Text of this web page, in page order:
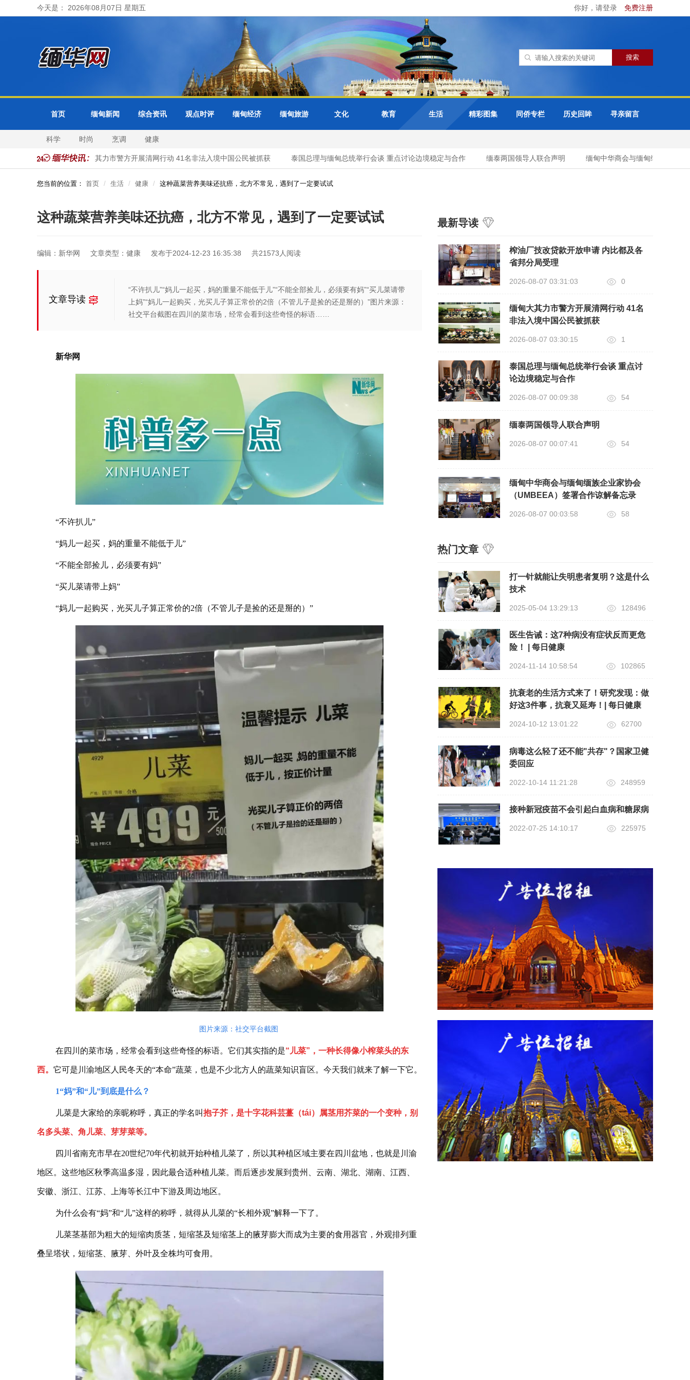
今天是： 2026年08月07日 星期五 你好，请登录 免费注册
首页 缅甸新闻 综合资讯 观点时评 缅甸经济 缅甸旅游 文化 教育 生活 精彩图集 同侨专栏 历史回眸 寻亲留言
科学 时尚 烹调 健康
分局受理 缅甸大其力市警方开展清网行动 41名非法入境中国公民被抓获 泰国总理与缅甸总统举行会谈 重点讨论边境稳定与合作 缅泰两国领导人联合声明 缅甸中华商会与缅甸缅族企业家协
您当前的位置： 首页 生活 健康 这种蔬菜营养美味还抗癌，北方不常见，遇到了一定要试试
这种蔬菜营养美味还抗癌，北方不常见，遇到了一定要试试
编辑：新华网 文章类型：健康 发布于2024-12-23 16:35:38 共21573人阅读
文章导读
“不许扒儿”“妈儿一起买，妈的重量不能低于儿”“不能全部捡儿，必须要有妈”“买儿菜请带
上妈”“妈儿一起购买，光买儿子算正常价的2倍（不管儿子是捡的还是掰的）”图片来源：
社交平台截图在四川的菜市场，经常会看到这些奇怪的标语……
新华网
“不许扒儿”
“妈儿一起买，妈的重量不能低于儿”
“不能全部捡儿，必须要有妈”
“买儿菜请带上妈”
“妈儿一起购买，光买儿子算正常价的2倍（不管儿子是捡的还是掰的）”
图片来源：社交平台截图
在四川的菜市场，经常会看到这些奇怪的标语。它们其实指的是“儿菜”，一种长得像小榨菜头的东
西。 它可是川渝地区人民冬天的“本命”蔬菜，也是不少北方人的蔬菜知识盲区。今天我们就来了解一下它。
1“妈”和“儿”到底是什么？
儿菜是大家给的亲昵称呼，真正的学名叫抱子芥，是十字花科芸薹（tái）属茎用芥菜的一个变种，别
名多头菜、角儿菜、芽芽菜等。
四川省南充市早在20世纪70年代初就开始种植儿菜了，所以其种植区域主要在四川盆地，也就是川渝
地区。这些地区秋季高温多湿，因此最合适种植儿菜。而后逐步发展到贵州、云南、湖北、湖南、江西、
安徽、浙江、江苏、上海等长江中下游及周边地区。
为什么会有“妈”和“儿”这样的称呼，就得从儿菜的“长相外观”解释一下了。
儿菜茎基部为粗大的短缩肉质茎，短缩茎及短缩茎上的腋芽膨大而成为主要的食用器官，外观排列重
叠呈塔状，短缩茎、腋芽、外叶及全株均可食用。
最新导读
榨油厂技改贷款开放申请 内比都及各
省邦分局受理
2026-08-07 03:31:03 0
缅甸大其力市警方开展清网行动 41名
非法入境中国公民被抓获
2026-08-07 03:30:15 1
泰国总理与缅甸总统举行会谈 重点讨
论边境稳定与合作
2026-08-07 00:09:38 54
缅泰两国领导人联合声明
2026-08-07 00:07:41 54
缅甸中华商会与缅甸缅族企业家协会
（UMBEEA）签署合作谅解备忘录
2026-08-07 00:03:58 58
热门文章
打一针就能让失明患者复明？这是什么
技术
2025-05-04 13:29:13 128496
医生告诫：这7种病没有症状反而更危
险！ | 每日健康
2024-11-14 10:58:54 102865
抗衰老的生活方式来了！研究发现：做
好这3件事，抗衰又延寿！| 每日健康
2024-10-12 13:01:22 62700
病毒这么轻了还不能"共存"？国家卫健
委回应
2022-10-14 11:21:28 248959
接种新冠疫苗不会引起白血病和糖尿病
2022-07-25 14:10:17 225975